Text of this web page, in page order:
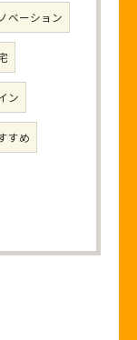
ベーション
ン
すめ